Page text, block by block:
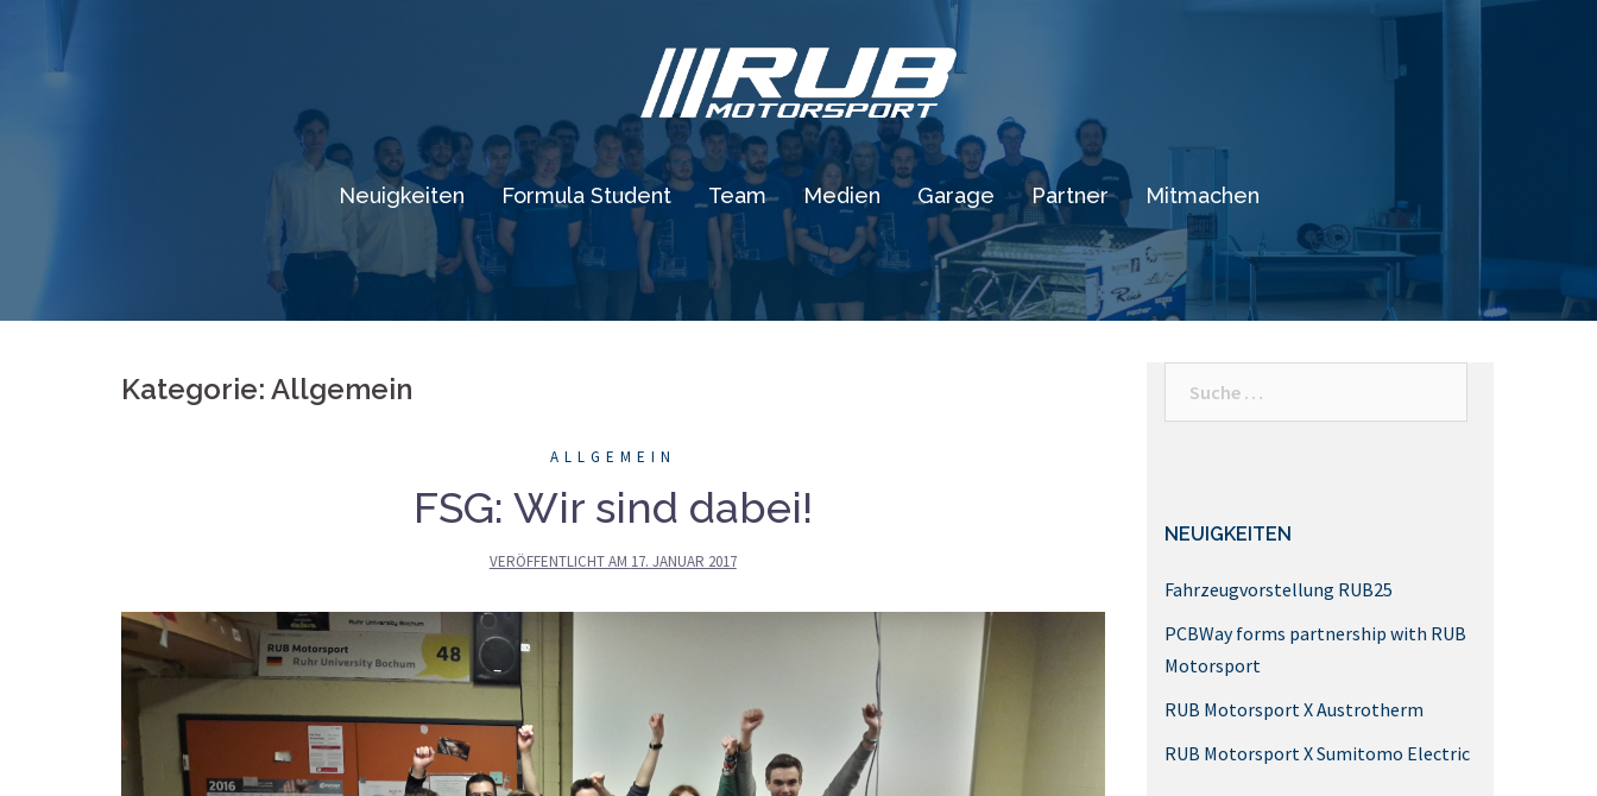
Neuigkeiten Formula Student Team Medien Garage Partner Mitmachen
Kategorie: Allgemein
ALLGEMEIN
FSG: Wir sind dabei!
VERÖFFENTLICHT AM 17. JANUAR 2017
NEUIGKEITEN
Fahrzeugvorstellung RUB25
PCBWay forms partnership with RUB
Motorsport
RUB Motorsport X Austrotherm
RUB Motorsport X Sumitomo Electric